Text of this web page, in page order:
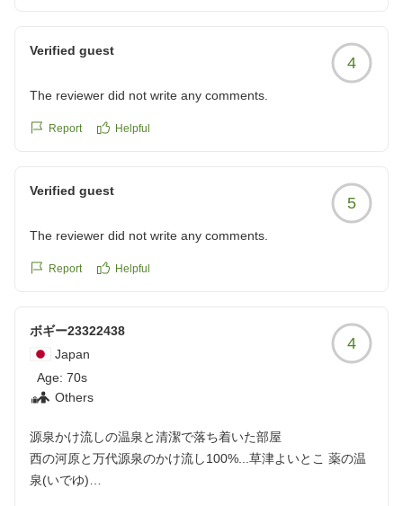
Verified guest
4
The reviewer did not write any comments.
Report Helpful
Verified guest
5
The reviewer did not write any comments.
Report Helpful
ボギー23322438
Japan
Age: 70s
Others
4
源泉かけ流しの温泉と清潔で落ち着いた部屋
西の河原と万代源泉のかけ流し100%...草津よいとこ 薬の温
泉(いでゆ)